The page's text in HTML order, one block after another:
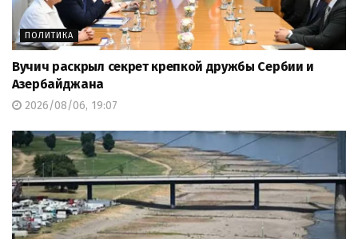
ПОЛИТИКА
Вучич раскрыл секрет крепкой дружбы Сербии и
Азербайджана
2026/08/06, 19:07